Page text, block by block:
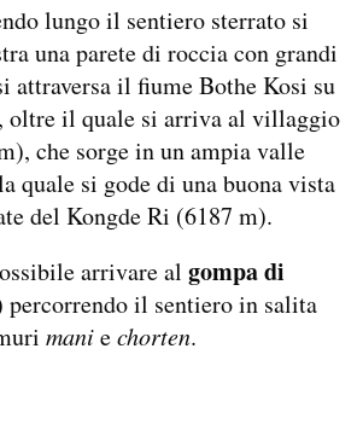
lungo il sentiero sterrato si
una parete di roccia con grandi
attraversa il fiume Bothe Kosi su
oltre il quale si arriva al villaggio
che sorge in un ampia valle
quale si gode di una buona vista
del Kongde Ri (6187 m).
arrivare al gompa di
percorrendo il sentiero in salita
maniechorten.